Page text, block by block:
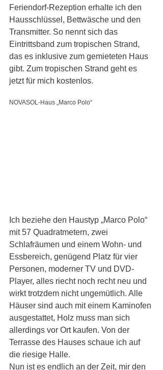
Feriendorf-Rezeption erhalte ich den
Hausschlüssel, Bettwäsche und den
Transmitter. So nennt sich das
Eintrittsband zum tropischen Strand,
das es inklusive zum gemieteten Haus
gibt. Zum tropischen Strand geht es
jetzt für mich kostenlos.
NOVASOL-Haus „Marco Polo“
Ich beziehe den Haustyp „Marco Polo“
mit 57 Quadratmetern, zwei
Schlafräumen und einem Wohn- und
Essbereich, genügend Platz für vier
Personen, moderner TV und DVD-
Player, alles riecht noch recht neu und
wirkt trotzdem nicht ungemütlich. Alle
Häuser sind auch mit einem Kaminofen
ausgestattet, Holz muss man sich
allerdings vor Ort kaufen. Von der
Terrasse des Hauses schaue ich auf
die riesige Halle.
Nun ist es endlich an der Zeit, mir den